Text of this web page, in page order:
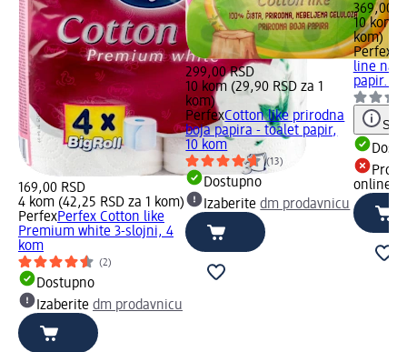
169,00 RSD
4 kom (42,25 RSD za 1 kom)
PerfexPerfex Cotton like
Premium white 3-slojni, 4
kom
(2)
Dostupno
Izaberite dm prodavnicu
299,00 RSD
10 kom (29,90 RSD za 1
kom)
PerfexCotton like prirodna
boja papira - toalet papir,
10 kom
(13)
Dostupno
Izaberitedm prodavnicu
369,00
10 kom
kom)
Perfex
line
papir...,
online